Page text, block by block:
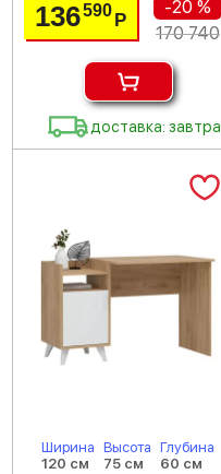
136590 Р
-20 %
170 740
доставка: завтра
Ширина
120 см
Высота
75 см
Глубина
60 см